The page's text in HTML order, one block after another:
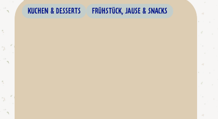
KUCHEN & DESSERTS FRÜHSTÜCK, JAUSE & SNACKS